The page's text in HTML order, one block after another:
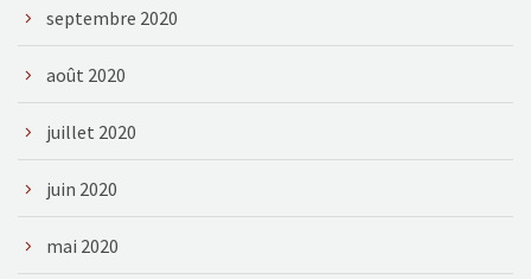
septembre 2020
août 2020
juillet 2020
juin 2020
mai 2020